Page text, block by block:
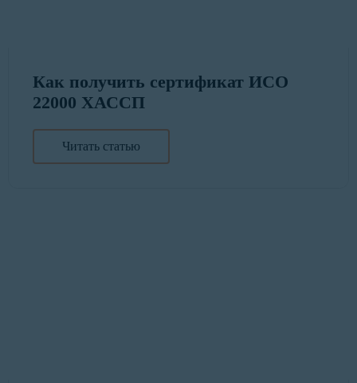
Как получить сертификат ИСО
22000 ХАССП
Читать статью